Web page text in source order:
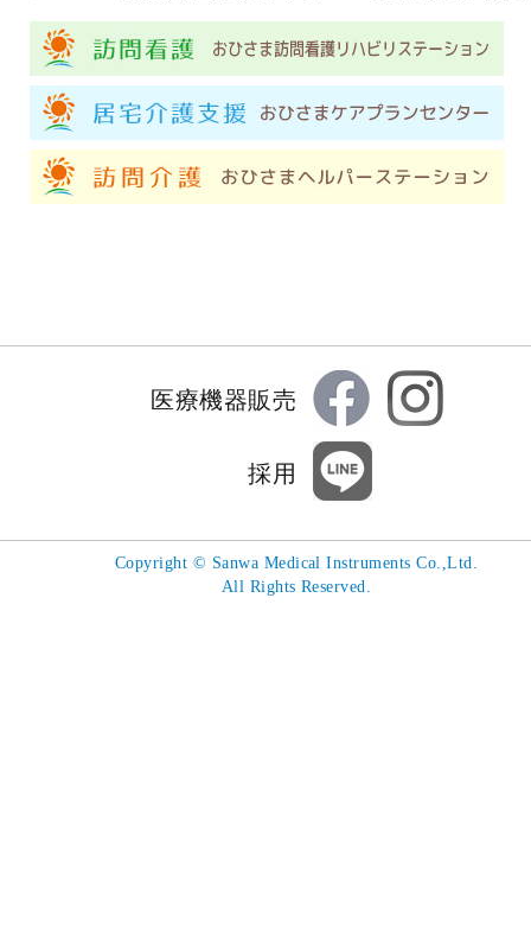
医療機器販売
採用
Copyright © Sanwa Medical Instruments Co.,Ltd.
All Rights Reserved.